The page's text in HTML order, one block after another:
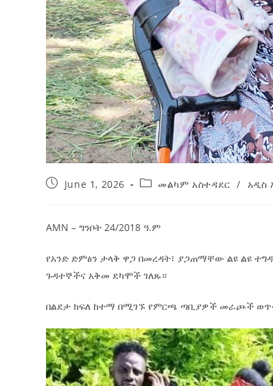
June 1, 2026 መልካም አስተዳደር / አዲስ
AMN – ግንቦት 24/2018 ዓ.ም
የአንድ ድምፅን ታላቅ ዋጋ በመረዳት፣ ያጋጠማቸው ልዩ ልዩ
ጉዳተኞችና አቅመ ደካሞች ገለጹ።
በልደታ ክፍለ ከተማ በሚገኙ የምርጫ ጣቢያዎች መራጮች